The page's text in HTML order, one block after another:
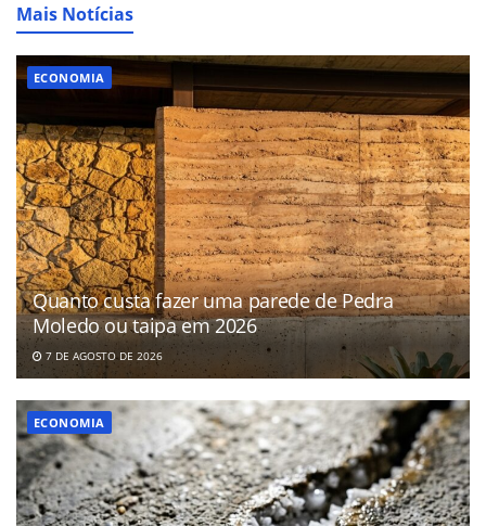
Mais Notícias
ECONOMIA
Quanto custa fazer uma parede de Pedra
Moledo ou taipa em 2026
7 DE AGOSTO DE 2026
ECONOMIA